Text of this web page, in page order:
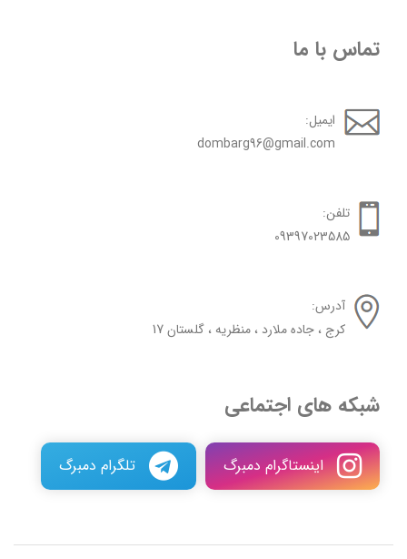
تماس با ما
ایمیل:
dombarg96@gmail.com
تلفن:
09397023585
آدرس:
کرج ، جاده ملارد ، منظریه ، گلستان 17
شبکه های اجتماعی
اینستاگرام دمبرگ تلگرام دمبرگ